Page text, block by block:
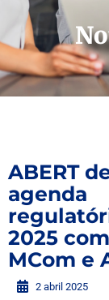
ABERT
agenda
2025 com
MCom e
2 abril 2025